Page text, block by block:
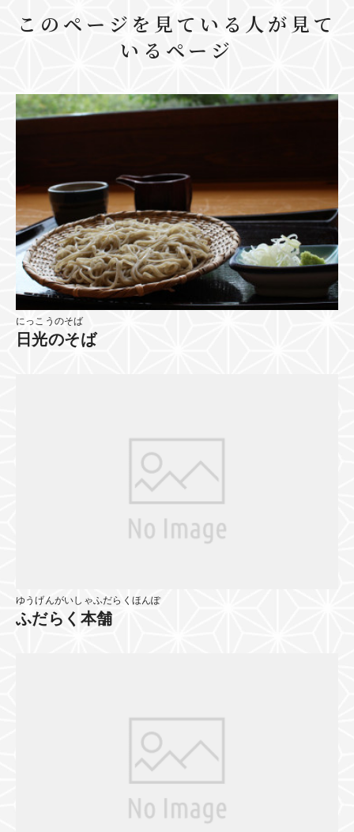
このページを見ている人が見て
いるページ
にっこうのそば
日光のそば
ゆうげんがいしゃふだらくほんぽ
ふだらく本舗